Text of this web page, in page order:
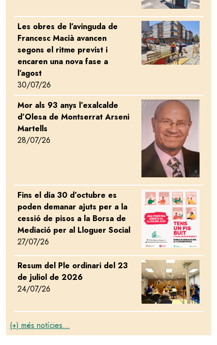
Les obres de l’avinguda de
Francesc Macià avancen
segons el ritme previst i
encaren una nova fase a
l’agost
30/07/26
Image
Mor als 93 anys l’exalcalde
d’Olesa de Montserrat Arseni
Martells
28/07/26
Image
Fins el dia 30 d’octubre es
poden demanar ajuts per a la
cessió de pisos a la Borsa de
Mediació per al Lloguer Social
27/07/26
Image
Resum del Ple ordinari del 23
de juliol de 2026
24/07/26
Image
(+) més notícies...